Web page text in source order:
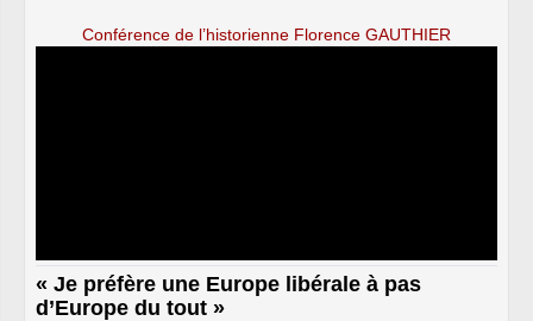
Conférence de l’historienne Florence GAUTHIER
« Je préfère une Europe libérale à pas
d’Europe du tout »